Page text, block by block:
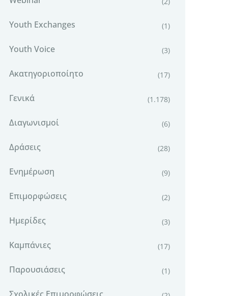
Youth Exchanges (1)
Youth Voice (3)
Ακατηγοριοποίητο (17)
Γενικά (1.178)
Διαγωνισμοί (6)
Δράσεις (28)
Ενημέρωση (9)
Επιμορφώσεις (2)
Ημερίδες (3)
Καμπάνιες (17)
Παρουσιάσεις (1)